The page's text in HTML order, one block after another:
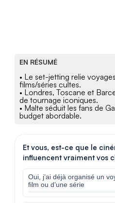
EN RÉSUMÉ
• Le set-jetting relie
films/séries cultes.
• Londres, Toscane et
de tournage iconiques.
• Malte séduit les fans de
budget abordable.
Et vous, est-ce que le
influencent vraiment vos
Oui, j’ai déjà organisé un
film ou d’une série